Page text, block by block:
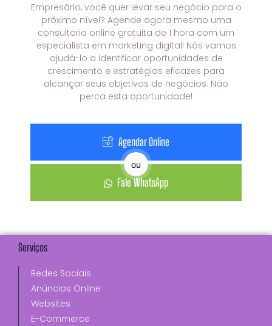
Empresário, você quer levar seu negócio para o
próximo nível? Agende agora mesmo uma
consultoria online gratuita de 1 hora com um
especialista em marketing digital! Nós vamos
ajudá-lo a identificar oportunidades de
crescimento e estratégias eficazes para
alcançar seus objetivos de negócios. Não
perca esta oportunidade!
Agendar Online
ou
Fale WhatsApp
Serviços
Redes Sociais
Anúncios Online
Websites
E-Commerce